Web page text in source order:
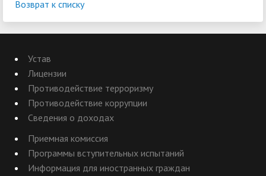
Возврат к списку
Устав
Лицензии
Противодействие терроризму
Противодействие коррупции
Сведения о доходах
Приемная комиссия
Программы вступительных испытаний
Информация для иностранных граждан